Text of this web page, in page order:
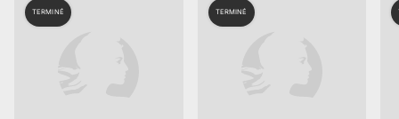
TERMINÉ TERMINÉ